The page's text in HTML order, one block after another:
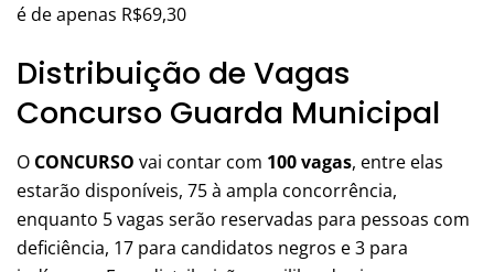
é de apenas R$69,30
Distribuição de Vagas
Concurso Guarda Municipal
O CONCURSO vai contar com 100 vagas, entre elas
estarão disponíveis, 75 à ampla concorrência,
enquanto 5 vagas serão reservadas para pessoas com
deficiência, 17 para candidatos negros e 3 para